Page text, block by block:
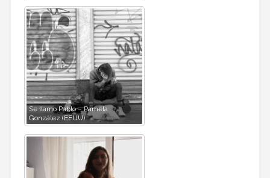
Se llamo Pablo – Pamela
González (EEUU)